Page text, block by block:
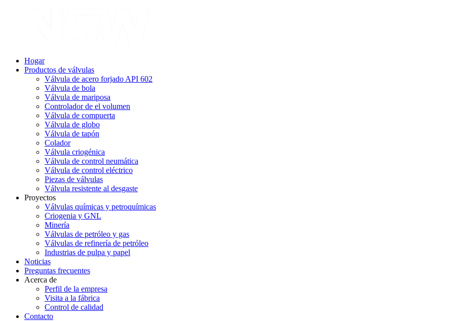
Hogar
Productos de válvulas
Válvula de acero forjado API 602
Válvula de bola
Válvula de mariposa
Controlador de el volumen
Válvula de compuerta
Válvula de globo
Válvula de tapón
Colador
Válvula criogénica
Válvula de control neumática
Válvula de control eléctrico
Piezas de válvulas
Válvula resistente al desgaste
Proyectos
Válvulas químicas y petroquímicas
Criogenia y GNL
Minería
Válvulas de petróleo y gas
Válvulas de refinería de petróleo
Industrias de pulpa y papel
Noticias
Preguntas frecuentes
Acerca de
Perfil de la empresa
Visita a la fábrica
Control de calidad
Contacto